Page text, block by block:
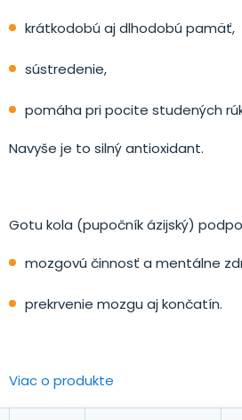
krátkodobú aj dlhodobú pamäť,
sústredenie,
pomáha pri pocite studených
Navyše je to silný antioxidant.
Gotu kola (pupočník ázijský)
mozgovú činnosť a mentálne
prekrvenie mozgu aj končatín.
Viac o produkte